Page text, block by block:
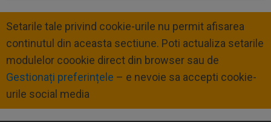
Setarile tale privind cookie-urile nu permit afisarea
continutul din aceasta sectiune. Poti actualiza setarile
modulelor coookie direct din browser sau de
Gestionați preferințele – e nevoie sa accepti cookie-
urile social media